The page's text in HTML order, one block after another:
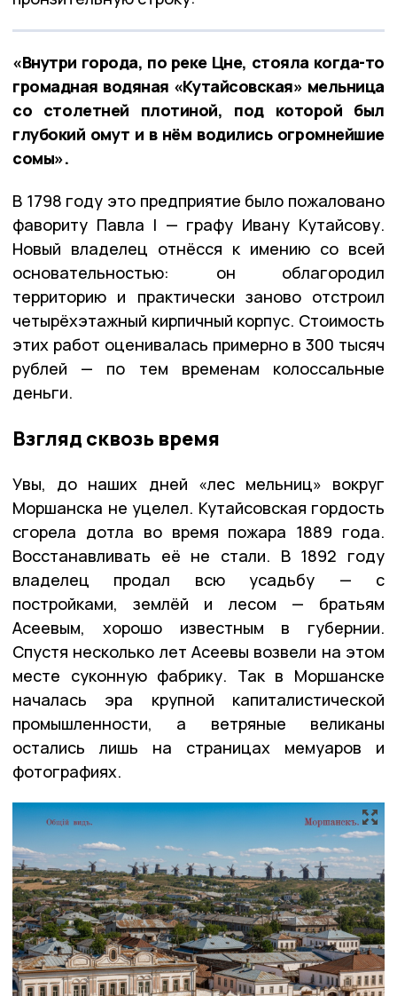
«Внутри города, по реке Цне, стояла когда-то
громадная водяная «Кутайсовская» мельница
со столетней плотиной, под которой был
глубокий омут и в нём водились огромнейшие
сомы».
В 1798 году это предприятие было пожаловано
фавориту Павла I — графу Ивану Кутайсову.
Новый владелец отнёсся к имению со всей
основательностью: он облагородил
территорию и практически заново отстроил
четырёхэтажный кирпичный корпус. Стоимость
этих работ оценивалась примерно в 300 тысяч
рублей — по тем временам колоссальные
деньги.
Взгляд сквозь время
Увы, до наших дней «лес мельниц» вокруг
Моршанска не уцелел. Кутайсовская гордость
сгорела дотла во время пожара 1889 года.
Восстанавливать её не стали. В 1892 году
владелец продал всю усадьбу — с
постройками, землёй и лесом — братьям
Асеевым, хорошо известным в губернии.
Спустя несколько лет Асеевы возвели на этом
месте суконную фабрику. Так в Моршанске
началась эра крупной капиталистической
промышленности, а ветряные великаны
остались лишь на страницах мемуаров и
фотографиях.